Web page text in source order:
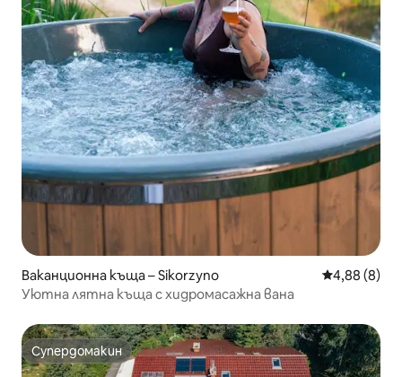
Ваканционна къща – Sikorzyno Средна
4,88 (8)
Уютна лятна къща с хидромасажна вана
Супердомакин
Супердомакин